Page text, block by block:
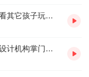
凡人列传17期-小时候只能趴在窗口看其它孩子玩耍的童老师
凡人列传16期-从农村娃到一家建筑设计机构掌门人,老胡还好吗?